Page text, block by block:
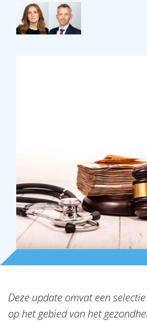
Internationaal
Nieuws
NL EN DE FR
Deze update omvat een
op het gebied van het